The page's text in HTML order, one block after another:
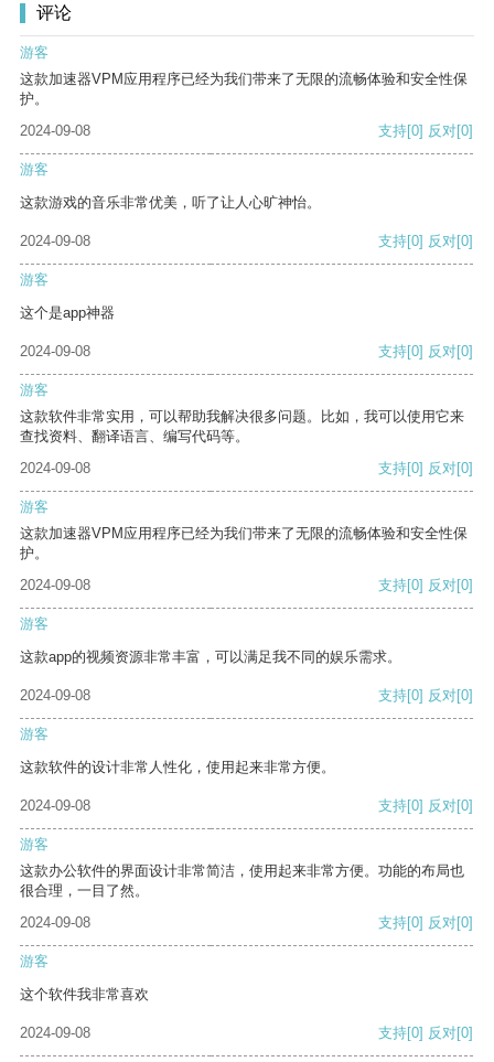
评论
游客
这款加速器VPM应用程序已经为我们带来了无限的流畅体验和安全性保
护。
2024-09-08
支持[0] 反对[0]
游客
这款游戏的音乐非常优美，听了让人心旷神怡。
2024-09-08 支持[0] 反对[0]
游客
这个是app神器
2024-09-08 支持[0] 反对[0]
游客
这款软件非常实用，可以帮助我解决很多问题。比如，我可以使用它来
查找资料、翻译语言、编写代码等。
2024-09-08
支持[0] 反对[0]
游客
这款加速器VPM应用程序已经为我们带来了无限的流畅体验和安全性保
护。
2024-09-08
支持[0] 反对[0]
游客
这款app的视频资源非常丰富，可以满足我不同的娱乐需求。
2024-09-08 支持[0] 反对[0]
游客
这款软件的设计非常人性化，使用起来非常方便。
2024-09-08 支持[0] 反对[0]
游客
这款办公软件的界面设计非常简洁，使用起来非常方便。功能的布局也
很合理，一目了然。
2024-09-08
支持[0] 反对[0]
游客
这个软件我非常喜欢
2024-09-08 支持[0] 反对[0]